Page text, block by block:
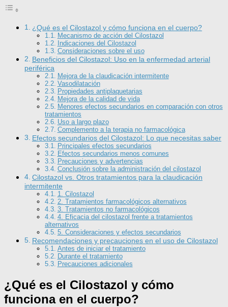
¿Qué es el Cilostazol y cómo funciona en el cuerpo?
Mecanismo de acción del Cilostazol
Indicaciones del Cilostazol
Consideraciones sobre el uso
Beneficios del Cilostazol: Uso en la enfermedad arterial
periférica
Mejora de la claudicación intermitente
Vasodilatación
Propiedades antiplaquetarias
Mejora de la calidad de vida
Menores efectos secundarios en comparación con otros
tratamientos
Uso a largo plazo
Complemento a la terapia no farmacológica
Efectos secundarios del Cilostazol: Lo que necesitas saber
Principales efectos secundarios
Efectos secundarios menos comunes
Precauciones y advertencias
Conclusión sobre la administración del cilostazol
Cilostazol vs. Otros tratamientos para la claudicación
intermitente
1. Cilostazol
2. Tratamientos farmacológicos alternativos
3. Tratamientos no farmacológicos
4. Eficacia del cilostazol frente a tratamientos
alternativos
5. Consideraciones y efectos secundarios
Recomendaciones y precauciones en el uso de Cilostazol
Antes de iniciar el tratamiento
Durante el tratamiento
Precauciones adicionales
¿Qué es el Cilostazol y cómo
funciona en el cuerpo?